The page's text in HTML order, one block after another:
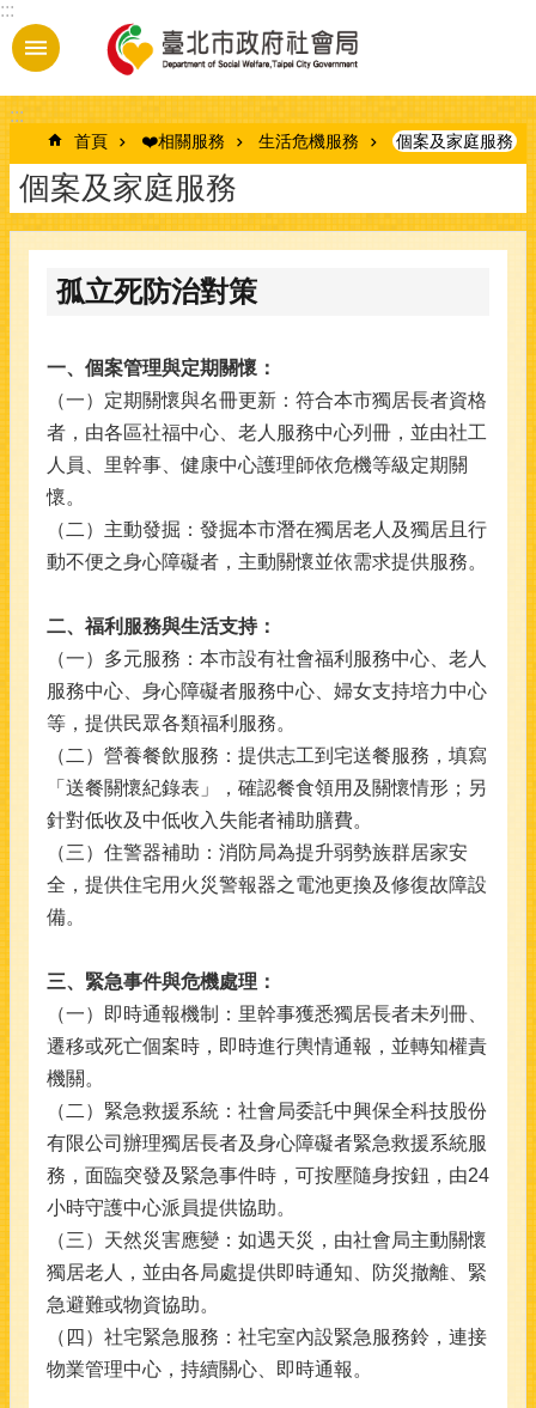
跳到主要內容區塊
:::
:::
首頁 ❤️相關服務 生活危機服務 個案及家庭服務
個案及家庭服務
孤立死防治對策
一、個案管理與定期關懷：
（一）定期關懷與名冊更新：符合本市獨居長者資格
者，由各區社福中心、老人服務中心列冊，並由社工
人員、里幹事、健康中心護理師依危機等級定期關
懷。
（二）主動發掘：發掘本市潛在獨居老人及獨居且行
動不便之身心障礙者，主動關懷並依需求提供服務。
二、福利服務與生活支持：
（一）多元服務：本市設有社會福利服務中心、老人
服務中心、身心障礙者服務中心、婦女支持培力中心
等，提供民眾各類福利服務。
（二）營養餐飲服務：提供志工到宅送餐服務，填寫
「送餐關懷紀錄表」，確認餐食領用及關懷情形；另
針對低收及中低收入失能者補助膳費。
（三）住警器補助：消防局為提升弱勢族群居家安
全，提供住宅用火災警報器之電池更換及修復故障設
備。
三、緊急事件與危機處理：
（一）即時通報機制：里幹事獲悉獨居長者未列冊、
遷移或死亡個案時，即時進行輿情通報，並轉知權責
機關。
（二）緊急救援系統：社會局委託中興保全科技股份
有限公司辦理獨居長者及身心障礙者緊急救援系統服
務，面臨突發及緊急事件時，可按壓隨身按鈕，由24
小時守護中心派員提供協助。
（三）天然災害應變：如遇天災，由社會局主動關懷
獨居老人，並由各局處提供即時通知、防災撤離、緊
急避難或物資協助。
（四）社宅緊急服務：社宅室內設緊急服務鈴，連接
物業管理中心，持續關心、即時通報。